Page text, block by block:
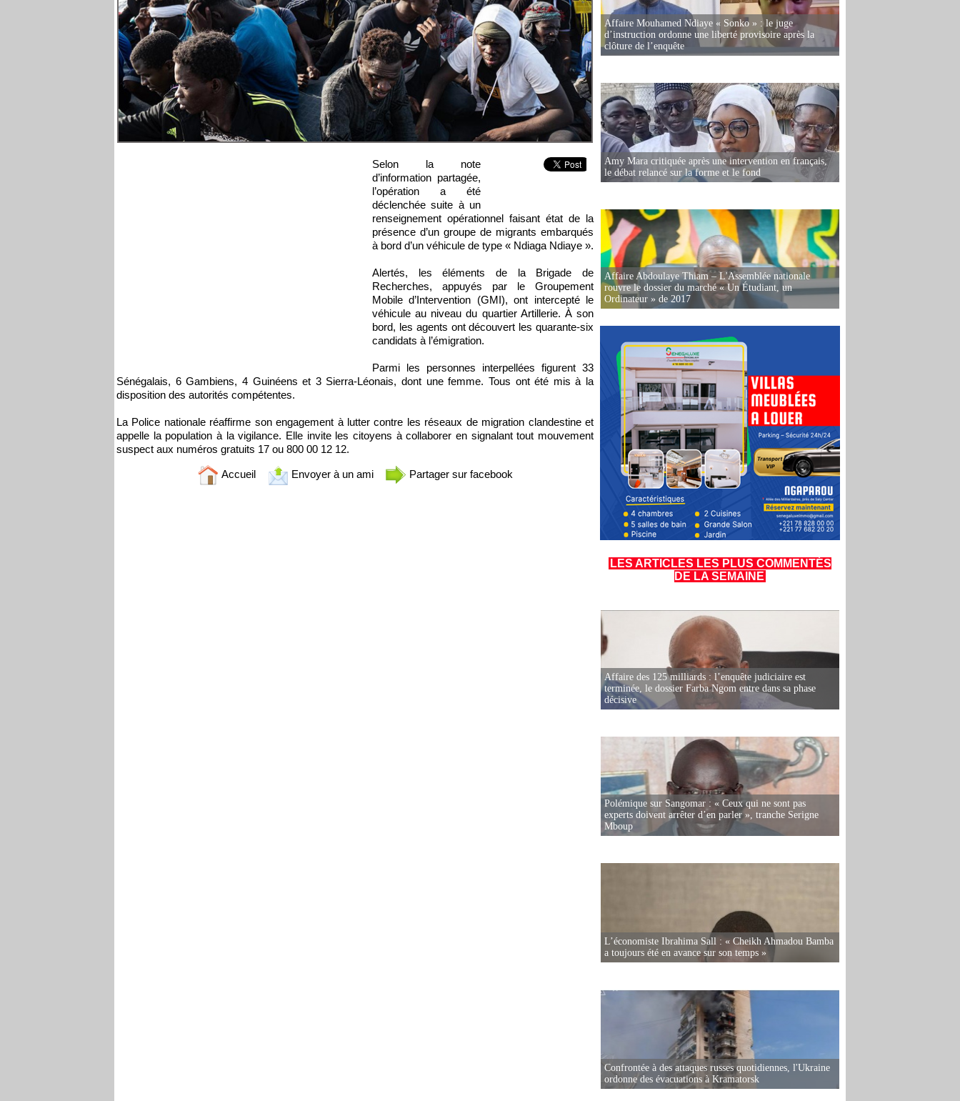
Selon la note
d’information partagée,
l’opération a été
déclenchée suite à un
renseignement opérationnel faisant état de la
présence d’un groupe de migrants embarqués
à bord d’un véhicule de type « Ndiaga Ndiaye ».
Alertés, les éléments de la Brigade de
Recherches, appuyés par le Groupement
Mobile d’Intervention (GMI), ont intercepté le
véhicule au niveau du quartier Artillerie. À son
bord, les agents ont découvert les quarante-six
candidats à l’émigration.
Parmi les personnes interpellées figurent 33
Sénégalais, 6 Gambiens, 4 Guinéens et 3 Sierra-Léonais, dont une femme. Tous ont été mis à la
disposition des autorités compétentes.
La Police nationale réaffirme son engagement à lutter contre les réseaux de migration clandestine et
appelle la population à la vigilance. Elle invite les citoyens à collaborer en signalant tout mouvement
suspect aux numéros gratuits 17 ou 800 00 12 12.
Accueil Envoyer à un ami Partager sur facebook
Affaire Mouhamed Ndiaye « Sonko » : le juge
d’instruction ordonne une liberté provisoire après la
clôture de l’enquête
Amy Mara critiquée après une intervention en français,
le débat relancé sur la forme et le fond
Affaire Abdoulaye Thiam – L'Assemblée nationale
rouvre le dossier du marché « Un Étudiant, un
Ordinateur » de 2017
LES ARTICLES LES PLUS COMMENTÉS
DE LA SEMAINE
Affaire des 125 milliards : l’enquête judiciaire est
terminée, le dossier Farba Ngom entre dans sa phase
décisive
Polémique sur Sangomar : « Ceux qui ne sont pas
experts doivent arrêter d’en parler », tranche Serigne
Mboup
L’économiste Ibrahima Sall : « Cheikh Ahmadou Bamba
a toujours été en avance sur son temps »
Confrontée à des attaques russes quotidiennes, l'Ukraine
ordonne des évacuations à Kramatorsk